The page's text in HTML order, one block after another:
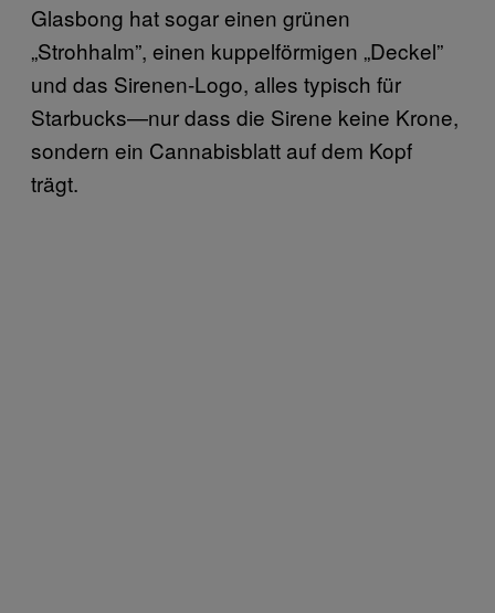
Glasbong hat sogar einen grünen
„Strohhalm”, einen kuppelförmigen „Deckel”
und das Sirenen-Logo, alles typisch für
Starbucks—nur dass die Sirene keine Krone,
sondern ein Cannabisblatt auf dem Kopf
trägt.